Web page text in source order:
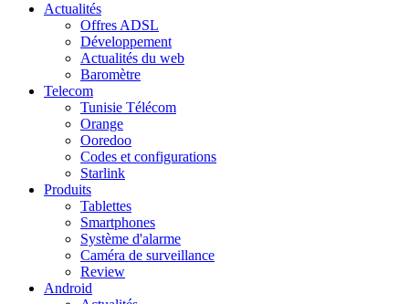
Actualités
Offres ADSL
Développement
Actualités du web
Baromètre
Telecom
Tunisie Télécom
Orange
Ooredoo
Codes et configurations
Starlink
Produits
Tablettes
Smartphones
Système d'alarme
Caméra de surveillance
Review
Android